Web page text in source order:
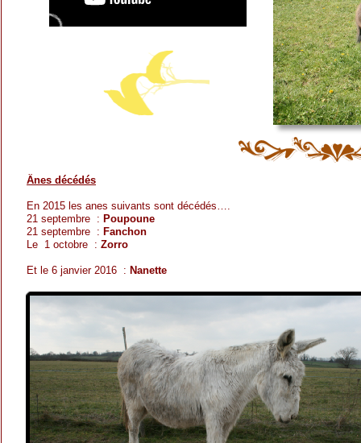
Ânes décédés
En 2015 les anes suivants sont décédés….
21 septembre : Poupoune
21 septembre : Fanchon
Le 1 octobre : Zorro
Et le 6 janvier 2016 : Nanette